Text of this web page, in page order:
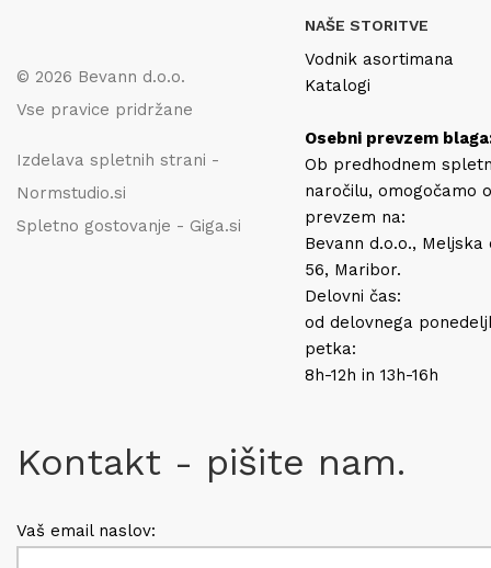
© 2026 Bevann d.o.o.
Vse pravice pridržane
Izdelava spletnih strani -
Normstudio.si
Spletno gostovanje - Giga.si
NAŠE STORITVE
Vodnik asortimana
Katalogi
Osebni prevzem
Ob predhodnem
naročilu, omogočamo
prevzem na:
Bevann d.o.o., Meljska
56, Maribor.
Delovni čas:
od delovnega
petka:
8h-12h in 13h-16h
Kontakt - pišite nam.
Vaš email naslov: